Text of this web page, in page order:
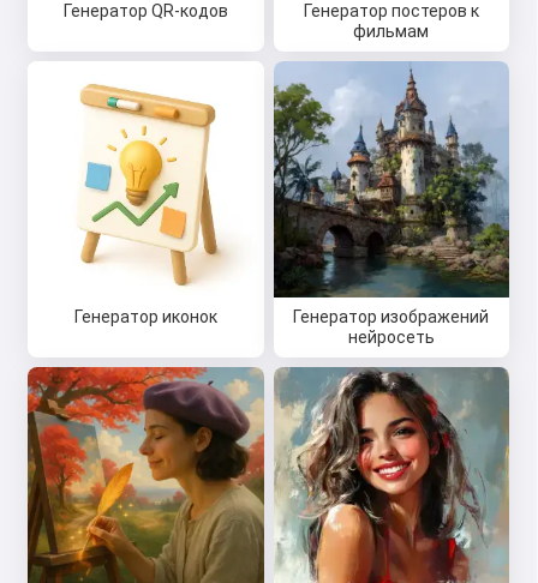
Генератор QR-кодов
Генератор постеров к
фильмам
Генератор иконок
Генератор изображений
нейросеть